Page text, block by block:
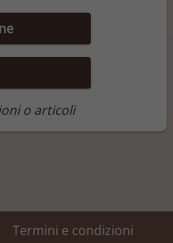
o articoli
Termini e condizioni